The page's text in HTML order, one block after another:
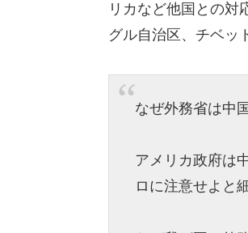
リカなど他国との対
グル自治区、チベッ
なぜ外務省は中
アメリカ政府は
ロに注意せよと